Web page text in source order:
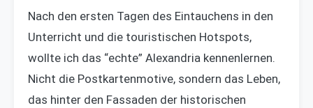
Nach den ersten Tagen des Eintauchens in den
Unterricht und die touristischen Hotspots,
wollte ich das “echte” Alexandria kennenlernen.
Nicht die Postkartenmotive, sondern das Leben,
das hinter den Fassaden der historischen